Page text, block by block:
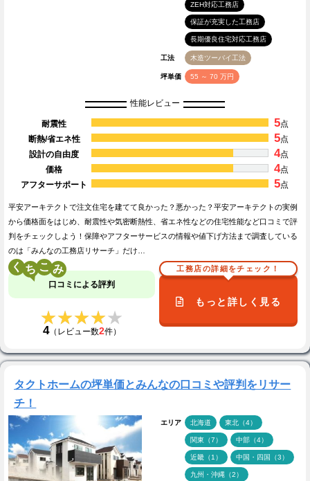
ZEH対応工務店
保証が充実した工務店
長期優良住宅対応工務店
工法 木造ツーバイ工法
坪単価 55 ～ 70 万円
性能レビュー
耐震性 5点
断熱/省エネ性
5点
設計の自由度
4点
価格
4点
アフターサポート
5点
平安アーキテクトで注文住宅を建てて良かった？悪かった？平安アーキテクトの実例
から価格面をはじめ、耐震性や気密断熱性、省エネ性などの住宅性能など口コミで評
判をチェックしよう！保障やアフターサービスの情報や値下げ方法まで調査している
のは「みんなの工務店リサーチ」だけ…
く こ
口コミによる評判
★★★★★
★★★★★
4（レビュー数2件）
工務店の詳細をチェック！
もっと詳しく見る
タクトホームの坪単価とみんなの口コミや評判をリサー
チ！
エリア 北海道 東北（4）
関東（7） 中部（4）
近畿（1） 中国・四国（3）
九州・沖縄（2）